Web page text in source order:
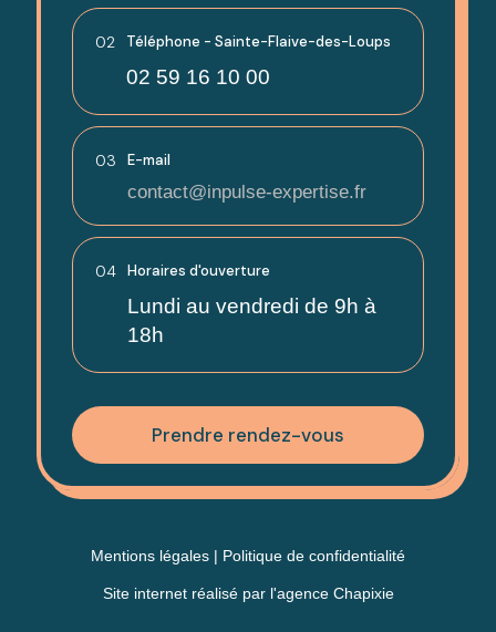
02 Téléphone - Sainte-Flaive-des-Loups
02 59 16 10 00
03 E-mail
contact@inpulse-expertise.fr
04 Horaires d'ouverture
Lundi au vendredi de 9h à
18h
Prendre rendez-vous
Mentions légales | Politique de confidentialité
Site internet réalisé par l'agence Chapixie